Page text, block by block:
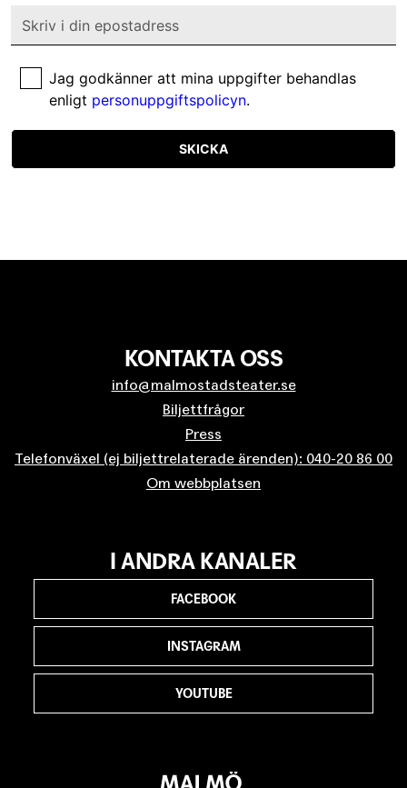
Jag godkänner att mina uppgifter behandlas
enligt personuppgiftspolicyn.
SKICKA
KONTAKTA OSS
info@malmostadsteater.se
Biljettfrågor
Press
Telefonväxel (ej biljettrelaterade ärenden): 040-20 86 00
Om webbplatsen
I ANDRA KANALER
FACEBOOK
INSTAGRAM
YOUTUBE